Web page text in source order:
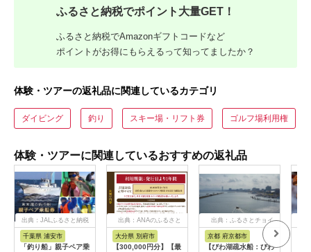
ふるさと納税でポイント大量GET！
ふるさと納税でAmazonギフトコードなど
ポイントがお得にもらえるって知ってましたか？
体験・ツアーの返礼品に関連しているカテゴリ
ダイビング 釣り スキー場・リフト券 ゴルフ場利用権
体験・ツアーに関連しているおすすめの返礼品
出典：JALふるさと納税
千葉県 浦安市
「釣り船」親子ペア乗
出典：ANAのふるさと
大分県 別府市
【300,000円分】【最
出典：ふるさとチョイ
京都 府京都市
【びわ湖疏水船：びわ